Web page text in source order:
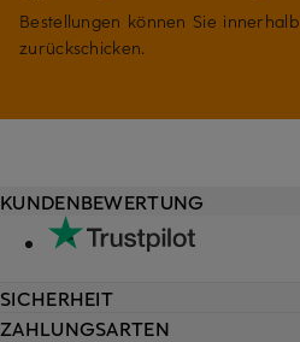
Bestellungen können Sie
zurückschicken.
KUNDENBEWERTUNG
SICHERHEIT
ZAHLUNGSARTEN